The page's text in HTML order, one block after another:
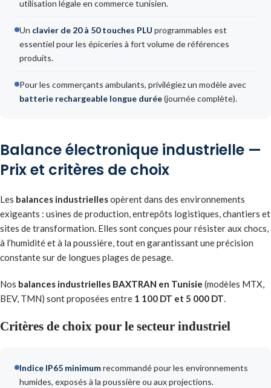
utilisation légale en commerce tunisien.
Un clavier de 20 à 50 touches PLU programmables est
essentiel pour les épiceries à fort volume de références
produits.
Pour les commerçants ambulants, privilégiez un modèle avec
batterie rechargeable longue durée(journée complète).
Balance électronique industrielle —
Prix et critères de choix
Les balances industriellesopèrent dans des environnements
exigeants : usines de production, entrepôts logistiques, chantiers et
sites de transformation. Elles sont conçues pour résister aux chocs,
à l’humidité et à la poussière, tout en garantissant une précision
constante sur de longues plages de pesage.
Nos balances industrielles BAXTRAN en Tunisie (modèles MTX,
BEV, TMN) sont proposées entre 1 100 DT et 5 000 DT.
Critères de choix pour le secteur industriel
Indice IP65 minimumrecommandé pour les environnements
humides, exposés à la poussière ou aux projections.